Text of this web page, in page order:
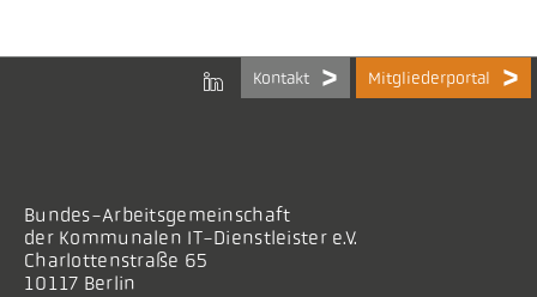
Kontakt Mitgliederportal
Bundes-Arbeitsgemeinschaft
der Kommunalen IT-Dienstleister e.V.
Charlottenstraße 65
10117 Berlin